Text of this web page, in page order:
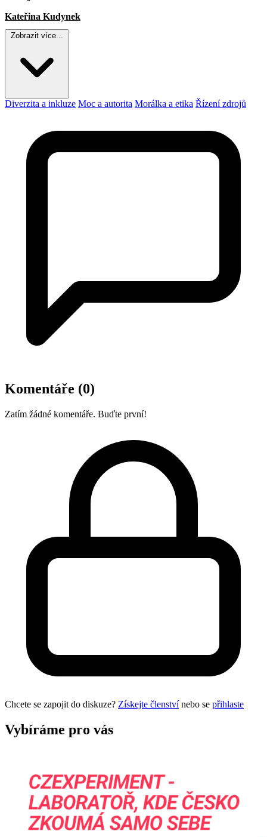
Kateřina Kudynek
Zobrazit více...
Diverzita a inkluze Moc a autorita Morálka a etika Řízení zdrojů
Komentáře (0)
Zatím žádné komentáře. Buďte první!
Chcete se zapojit do diskuze? Získejte členstvínebo se přihlaste
Vybíráme pro vás